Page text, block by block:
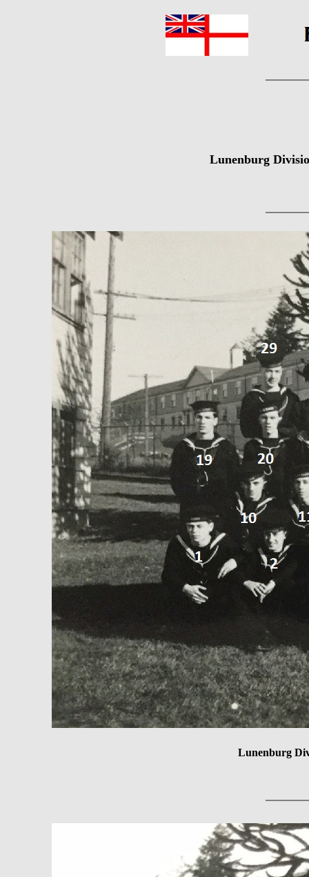
Lunenburg
Lunenburg